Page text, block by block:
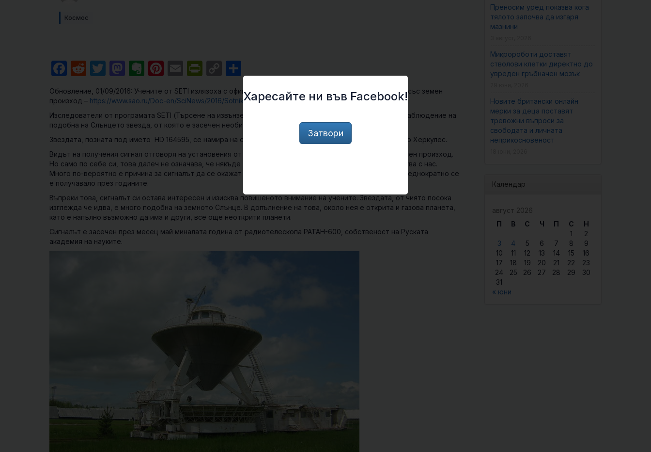
Космос
Facebook
RedditTwitter
Mastodon
Evernote
Pinterest
EmailPrintFriendly
Copy
Link
Обновление, 01/09/2016: Учените от SETI излязоха с официално становище, че сигналът най-вероятно е със земен
произход – https://www.sao.ru/Doc-en/SciNews/2016/Sotnikova/
Изследователи от програмата SETI (Търсене на извънземен разум) обявиха, че ще започнат редовно наблюдение на
подобна на Слънцето звезда, от която е засечен необичаен сигнал.
Звездата, позната под името HD 164595, се намира на около 95 светлинни години от нас, в съзвездието Херкулес.
Видът на получения сигнал отговоря на установения от SETI профил за потенциален сигнал от извънземен произход.
Но само по себе си, това далеч не означава, че някъде там извънземна цивилизация се опитва да общува с нас.
Много по-вероятно е причина за сигналът да се окажат радиосмущения в земната атмосфера, както нееднократно се
е получавало през годините.
Въпреки това, сигналът си остава интересен и изисква повишеното внимание на учените. Звездата, от чиято посока
изглежда че идва, е много подобна на земното Слънце. В допълнение на това, около нея е открита и газова планета,
като е напълно възможно да има и други, все още неоткрити планети.
Сигналът е засечен през месец май миналата година от радиотелескопа РАТАН-600, собственост на Руската
академия на науките.
Преносим уред показва кога
тялото започва да изгаря
мазнини
Микророботи доставят
стволови клетки директно до
увреден гръбначен мозък
Новите британски онлайн
мерки за деца поставят
тревожни въпроси за
свободата и личната
неприкосновеност
Календар
август 2026
П
В С Ч П С
Н
1
2
3
4 5 6 7 8
9
10
11 12 13 14 15
16
17
18 19 20 21 22
23
24
25 26 27 28 29
30
31
« юни
Харесайте ни във Facebook!
Затвори